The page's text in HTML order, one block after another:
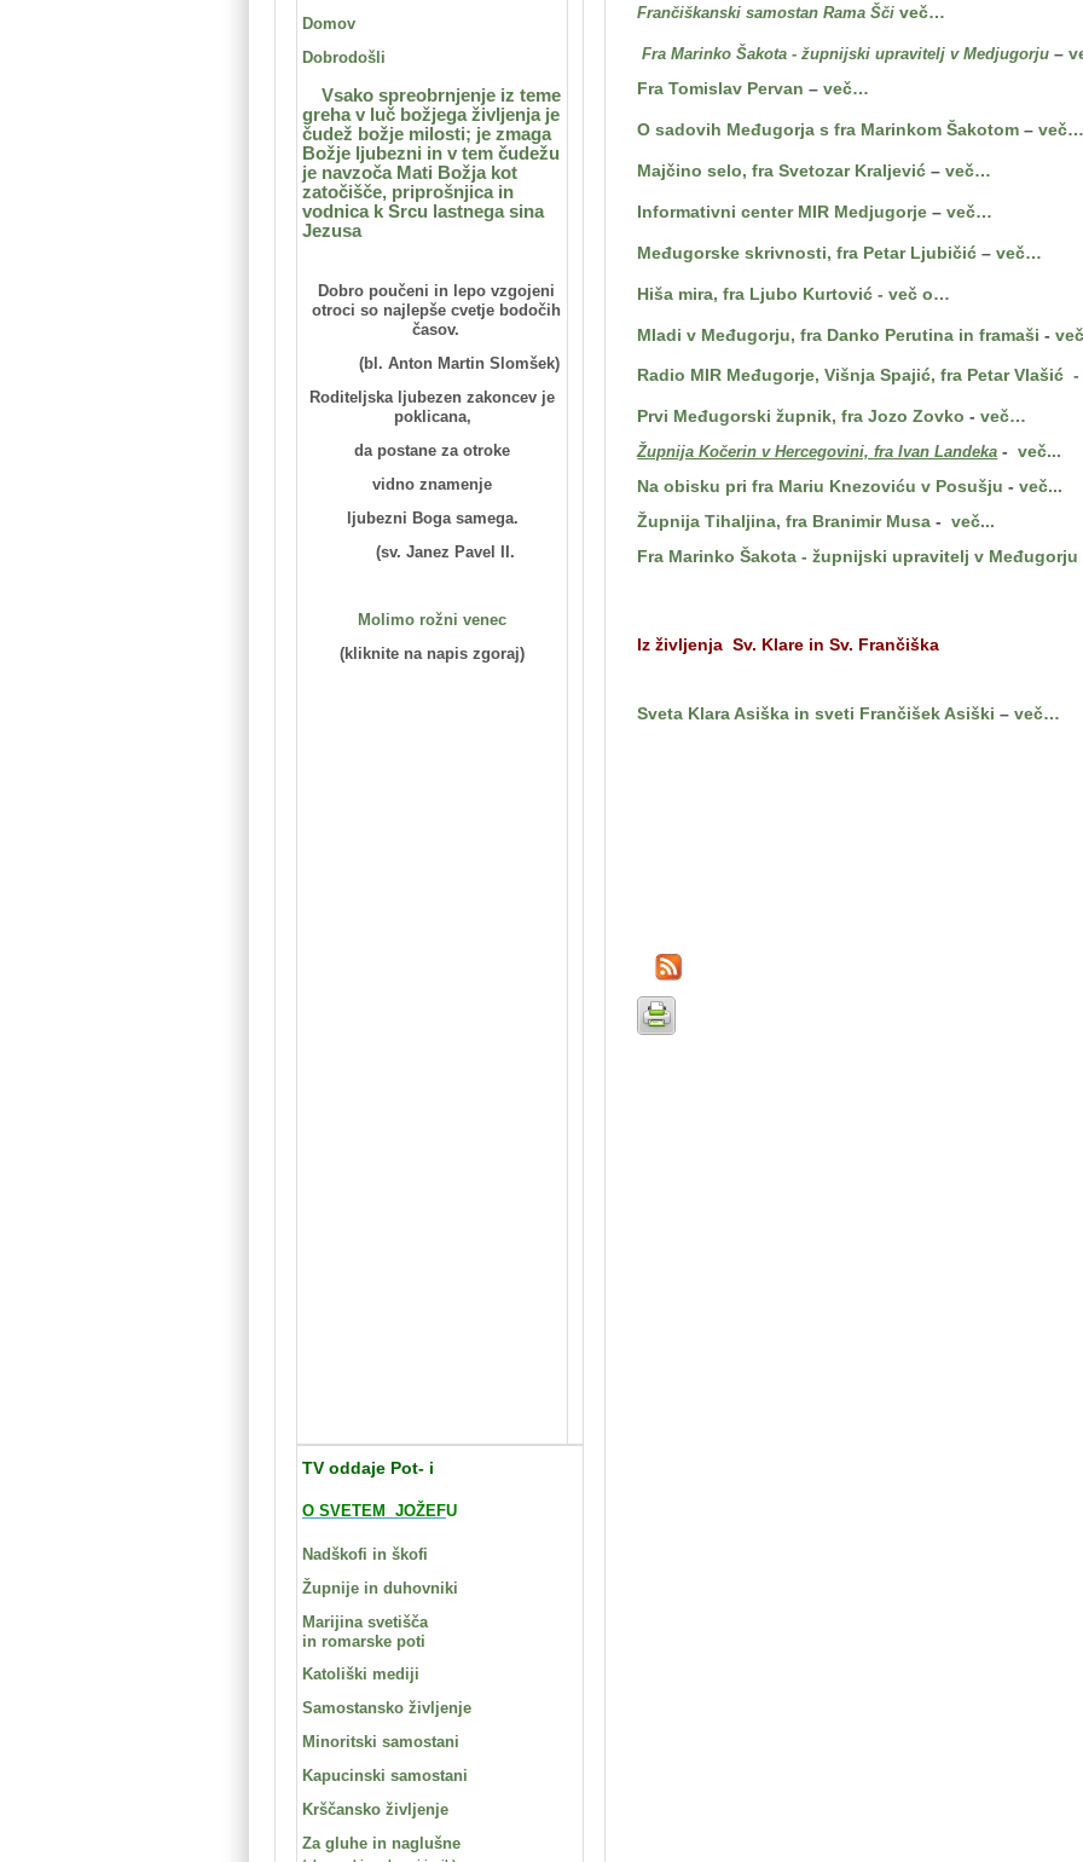
Frančiškanski samostan Rama Ščiveč…
Fra Marinko Šakota - župnijski upravitelj v Medjugorju–
Fra Tomislav Pervan –več…
O sadovih Međugorja s fra Marinkom Šakotom –več…
Majčino selo, fra Svetozar Kraljević –več…
Informativni center MIR Medjugorje –več…
Međugorske skrivnosti, fra Petar Ljubičić –več…
Hiša mira, fra Ljubo Kurtović - več o…
Mladi v Međugorju, fra Danko Perutina in framaši -
Radio MIR Međugorje, Višnja Spajić, fra Petar Vlašić -
Prvi Međugorski župnik, fra Jozo Zovko -več…
Župnija Kočerin v Hercegovini, fra Ivan Landeka -več...
Na obisku pri fra Mariu Knezoviću v Posušju -več...
Župnija Tihaljina, fra Branimir Musa -več...
Fra Marinko Šakota - župnijski upravitelj v Međugorju
Iz življenja Sv. Klare in Sv. Frančiška
Sveta Klara Asiška in sveti Frančišek Asiški –več…
Domov
Dobrodošli
Vsako spreobrnjenje iz teme
greha v luč božjega življenja je
čudež božje milosti; je zmaga
Božje ljubezni in v tem čudežu
je navzoča Mati Božja kot
zatočišče, priprošnjica in
vodnica k Srcu lastnega sina
Jezusa
Dobro poučeni in lepo vzgojeni
otroci so najlepše cvetje bodočih
časov.
(bl. Anton Martin Slomšek)
Roditeljska ljubezen zakoncev je
poklicana,
da postane za otroke
vidno znamenje
ljubezni Boga samega.
(sv. Janez Pavel II.
Molimo rožni venec
(kliknite na napis zgoraj)
TV oddaje Pot- i
O SVETEM JOŽEFU
Nadškofi in škofi
Župnije in duhovniki
Marijina svetišča
in romarske poti
Katoliški mediji
Samostansko življenje
Minoritski samostani
Kapucinski samostani
Krščansko življenje
Za gluhe in naglušne